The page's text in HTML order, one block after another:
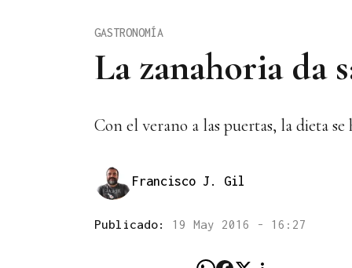
La zanahoria da
GASTRONOMÍA
Con el verano a las puertas, la dieta
Francisco J. Gil
Publicado: 19 May 2016 - 16:27